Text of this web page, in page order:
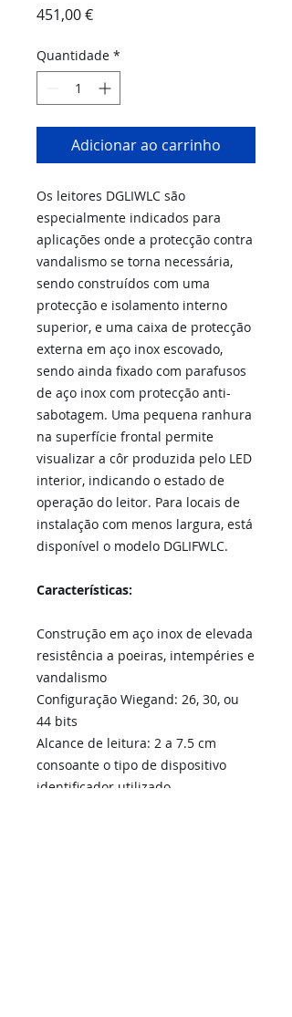
451,00 €Preço
Quantidade *
Adicionar ao carrinho
Os leitores DGLIWLC são
especialmente indicados para
aplicações onde a protecção contra
vandalismo se torna necessária,
sendo construídos com uma
protecção e isolamento interno
superior, e uma caixa de protecção
externa em aço inox escovado,
sendo ainda fixado com parafusos
de aço inox com protecção anti-
sabotagem. Uma pequena ranhura
na superfície frontal permite
visualizar a côr produzida pelo LED
interior, indicando o estado de
operação do leitor. Para locais de
instalação com menos largura, está
disponível o modelo DGLIFWLC.
Características:
Construção em aço inox de elevada
resistência a poeiras, intempéries e
vandalismo
Configuração Wiegand: 26, 30, ou
44 bits
Alcance de leitura: 2 a 7.5 cm
consoante o tipo de dispositivo
identificador utilizado